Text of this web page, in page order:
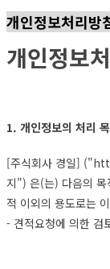
개인정보처리방
개인정보
1. 개인정보의 처리
[주식회사 경일]
지") 은(는) 다음의 목
적 이외의 용도로는
- 견적요청에 의한 검